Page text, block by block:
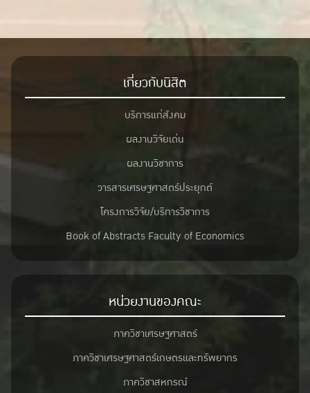
เกี่ยวกับนิสิต
บริการแก่สังคม
ผลงานวิจัยเด่น
ผลงานวิชาการ
วารสารเศรษฐศาสตร์ประยุกต์
โครงการวิจัย/บริการวิชาการ
Book of Abstracts Faculty of Economics
หน่วยงานของคณะ
ภาควิชาเศรษฐศาสตร์
ภาควิชาเศรษฐศาสตร์เกษตรและทรัพยากร
ภาควิชาสหกรณ์